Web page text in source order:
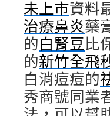
未上市資料
治療鼻炎藥
的白腎豆比
的新竹全飛
白消痘痘的
秀商號同業